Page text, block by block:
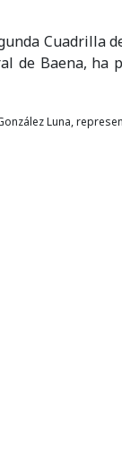
Cuadrilla
de Baena, ha
Luna,